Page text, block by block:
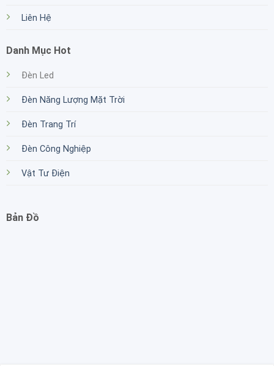
Liên Hệ
Danh Mục Hot
Đèn Led
Đèn Năng Lượng Mặt Trời
Đèn Trang Trí
Đèn Công Nghiệp
Vật Tư Điện
Bản Đồ